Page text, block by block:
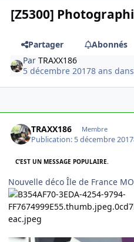
[Z5300]
Partager
Abonnés
ParTRAXX186
5 décembre 20178 ans dans
TRAXX186 Membre
Publication: 5 décembre 2017
C’EST UN MESSAGE POPULAIRE.
Nouvelle déco Île de France